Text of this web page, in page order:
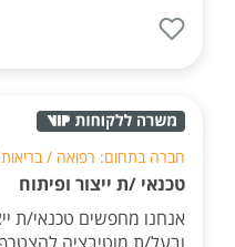
חברה בתחום: רפואה / בריאות
טכנאי /ת ייצור ופיתוח
אנחנו מחפשים טכנאי/ת